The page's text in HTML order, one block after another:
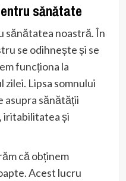
sănătate
sănătatea noastră. În
se odihnește și se
funcționa la
zilei. Lipsa somnului
asupra sănătății
iritabilitatea și
că obținem
Acest lucru